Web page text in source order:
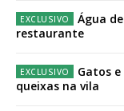
Água
restaurante
Gatos
queixas na vila